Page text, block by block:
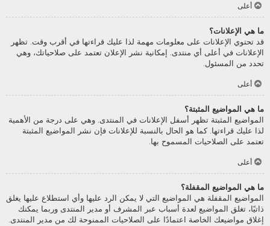
أعلى
ما هي الإعلانات؟
قد تحتوي الإعلانات على معلومات مهمة لذا عليك قراءتها في أقرب وقت. تظهر
الإعلانات في أعلى أي منتدى. إمكانية نشر الإعلان تعتمد على صلاحياتك، وهي
تحدد من المسئول.
أعلى
ما هي المواضيع المثبتة؟
المواضيع المثبتة تظهر أسفل الإعلانات في المنتدى. وهي على درجة من الأهمية
لذا عليك قراءتها. كما هو الحال بالنسبة للإعلانات فإن نشر المواضيع المثبتة
تعتمد على الصلاحيات المسموح بها.
أعلى
ما هي المواضيع المقفلة؟
المواضيع المقفلة هي المواضيع التي لا يمكن الرد عليها وأي استطلاع عليها يغلق
ذاتيًا، تغلق المواضيع لعدة أسباب عبر المشرف أو مدير المنتدى وربما يمكنك
إغلاق مواضيعك الخاصة اعتمادًا على الصلاحيات الممنوحة لك من مدير المنتدى.